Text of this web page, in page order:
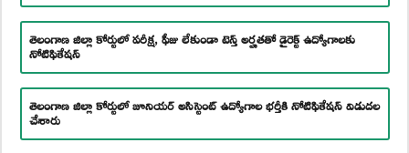
తెలంగాణ జిల్లా కోర్టులో పరీక్ష, ఫీజు లేకుండా టెన్త్ అర్హతతో డైరెక్ట్ ఉద్యోగాలకు
నోటిఫికేషన్
తెలంగాణ జిల్లా కోర్టులో జూనియర్ అసిస్టెంట్ ఉద్యోగాల భర్తీకి నోటిఫికేషన్ విడుదల
చేశారు